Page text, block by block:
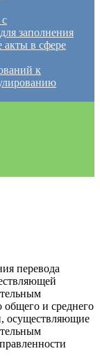
заполнения
в сфере
к
перевода
общего и среднего
осуществляющие